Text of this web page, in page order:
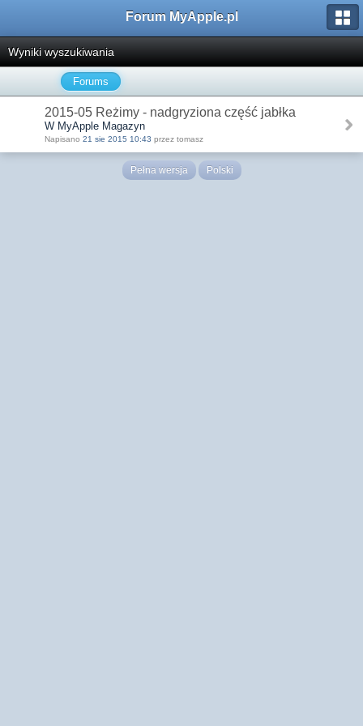
Forum MyApple.pl
Wyniki wyszukiwania
Forums
2015-05 Reżimy - nadgryziona część jabłka
W MyApple Magazyn
Napisano 21 sie 2015 10:43 przez tomasz
Pełna wersja Polski